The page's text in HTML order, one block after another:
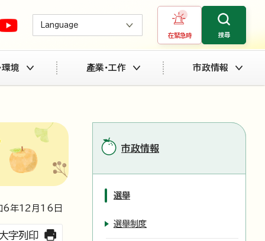
Language
在緊急時 搜尋
環境 產業・工作 市政情報
6年12 月 16 日
字列印
市政情報
選舉
選舉制度